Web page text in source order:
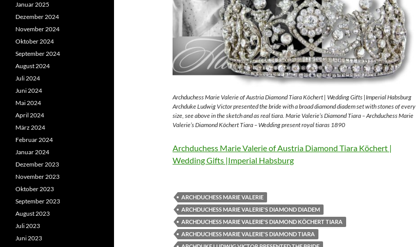
Archduchess Marie Valerie of Austria Diamond Tiara Köchert | Wedding Gifts |Imperial Habsburg
Archduke Ludwig Victor presented the bride with a broad diamond diadem set with stones of every
size, see above in the sketch and as real tiara. Marie Valerie’s Diamond Tiara – Archduchess Marie
Valerie’s Diamond Köchert Tiara – Wedding present royal tiaras 1890
Archduchess Marie Valerie of Austria Diamond Tiara Köchert |
Wedding Gifts |Imperial Habsburg
ARCHDUCHESS MARIE VALERIE
ARCHDUCHESS MARIE VALERIE'S DIAMOND DIADEM
ARCHDUCHESS MARIE VALERIE'S DIAMOND KÖCHERT TIARA
ARCHDUCHESS MARIE VALERIE'S DIAMOND TIARA
Januar 2025
Dezember 2024
November 2024
Oktober 2024
September 2024
August 2024
Juli 2024
Juni 2024
Mai 2024
April 2024
März 2024
Februar 2024
Januar 2024
Dezember 2023
November 2023
Oktober 2023
September 2023
August 2023
Juli 2023
Juni 2023